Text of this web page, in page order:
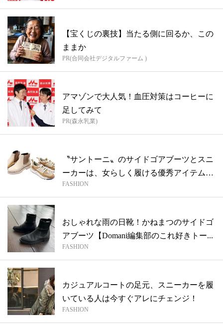
【宝くじの裏技】当たる側に回るか、この
ままか
PR(合同会社デジタルファーム )
アマゾンで大人気！血圧対策はコーヒーに
足してみて
PR(森永乳業)
〝サントーニ〟のサイドゴアブーツとスニ
ーカーは、女らしく履ける優秀アイテムで
す
FASHION
おしゃれな雨の日靴！かねまつのサイドゴ
アブーツ【Domani編集部のこれ好きトー...
FASHION
カジュアルコートの足元、スニーカーを履
いている人は今すぐアレにチェンジ！
FASHION